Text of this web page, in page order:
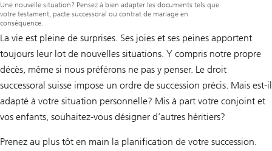
Une nouvelle situation? Pensez à bien adapter les documents tels que
votre testament, pacte successoral ou contrat de mariage en
conséquence.
La vie est pleine de surprises. Ses joies et ses peines apportent
toujours leur lot de nouvelles situations. Y compris notre propre
décès, même si nous préférons ne pas y penser. Le droit
successoral suisse impose un ordre de succession précis. Mais est-il
adapté à votre situation personnelle? Mis à part votre conjoint et
vos enfants, souhaitez-vous désigner d’autres héritiers?
Prenez au plus tôt en main la planification de votre succession.